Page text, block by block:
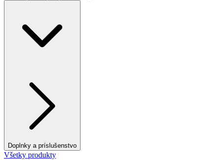
Doplnky a príslušenstvo
Všetky produkty